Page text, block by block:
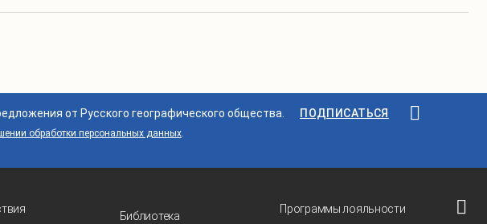
от Русского географического общества. ПОДПИСАТЬСЯ
обработки персональных данных.
Библиотека
Программы лояльности